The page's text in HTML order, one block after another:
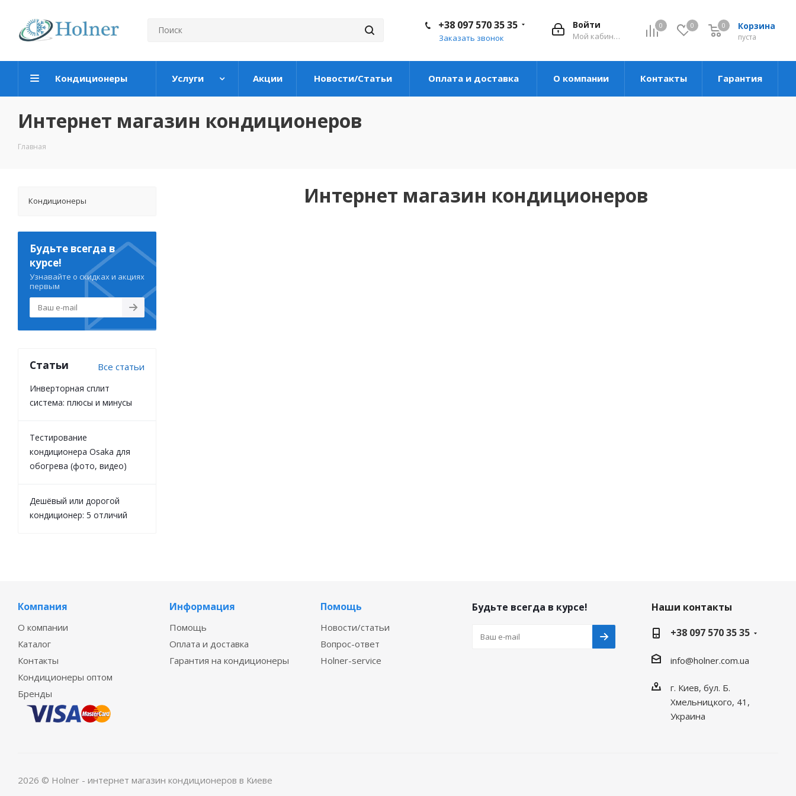
0 0 Корзина
пуста
0
Войти
Мой кабинет
+38 097 570 35 35
Заказать звонок
Кондиционеры Услуги Акции Новости/Статьи Оплата и доставка О компании Контакты Гарантия
Интернет магазин кондиционеров
Главная
Интернет магазин кондиционеров
Кондиционеры
Будьте всегда в
курсе!
Узнавайте о скидках и акциях
первым
Статьи Все статьи
Инверторная сплит
система: плюсы и минусы
Тестирование
кондиционера Osaka для
обогрева (фото, видео)
Дешёвый или дорогой
кондиционер: 5 отличий
Компания
О компании
Каталог
Контакты
Кондиционеры оптом
Бренды
Информация
Помощь
Оплата и доставка
Гарантия на кондиционеры
Помощь
Новости/статьи
Вопрос-ответ
Holner-service
Будьте всегда в курсе!
Наши контакты
+38 097 570 35 35
info@holner.com.ua
г. Киев, бул. Б.
Хмельницкого, 41,
Украина
2026 © Holner - интернет магазин кондиционеров в Киеве